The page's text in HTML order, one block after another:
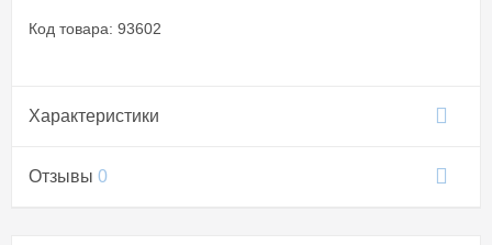
Код товара: 93602
Характеристики
Отзывы 0